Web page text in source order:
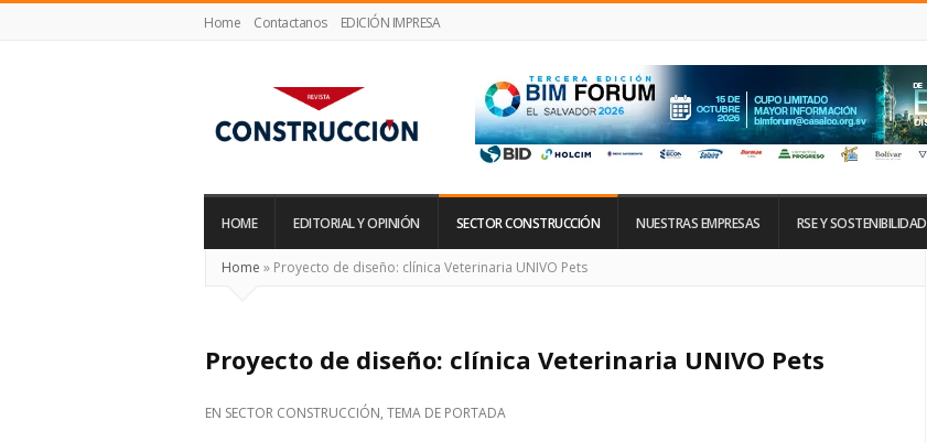
Home Contactanos EDICIÓN IMPRESA
Construcción
HOME EDITORIAL Y OPINIÓN SECTOR CONSTRUCCIÓN NUESTRAS EMPRESAS RSE Y SOSTENIBILIDAD
Home » Proyecto de diseño: clínica Veterinaria UNIVO Pets
Proyecto de diseño: clínica Veterinaria UNIVO Pets
EN SECTOR CONSTRUCCIÓN, TEMA DE PORTADA